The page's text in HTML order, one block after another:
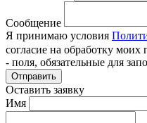
Сообщение
Я принимаю условия
согласие на обработку
- поля, обязательные для
Отправить
Оставить заявку
Имя